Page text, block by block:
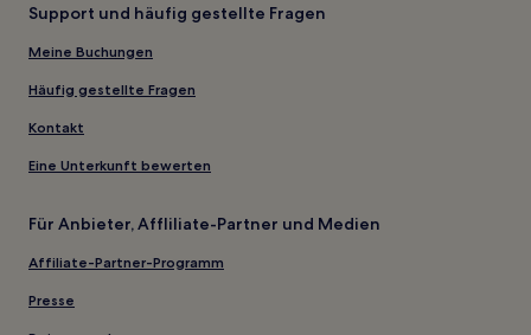
Support und häufig gestellte Fragen
Meine Buchungen
Häufig gestellte Fragen
Kontakt
Eine Unterkunft bewerten
Für Anbieter, Affliliate-Partner und Medien
Affiliate-Partner-Programm
Presse